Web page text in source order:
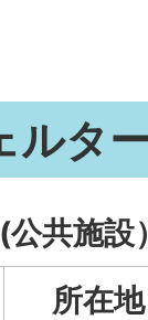
ルタ
共施設
所在地